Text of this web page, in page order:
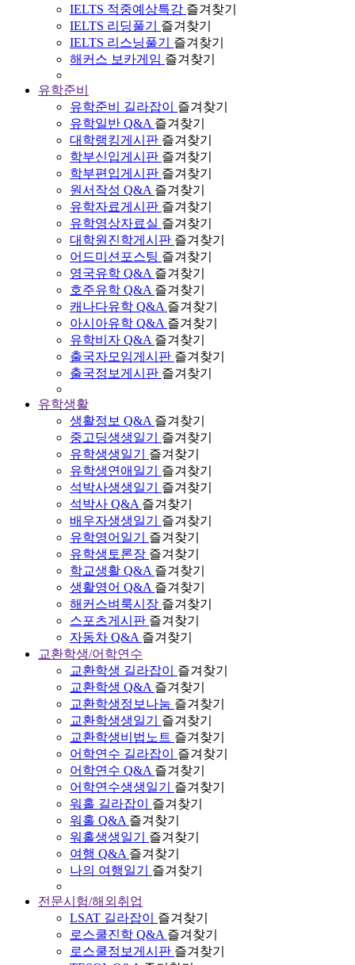
IELTS 적중예상특강 즐겨찾기
IELTS 리딩풀기
즐겨찾기
IELTS 리스닝풀기
즐겨찾기
해커스 보카게임 즐겨찾기
유학준비
유학준비 길라잡이
즐겨찾기
유학일반 Q&A 즐겨찾기
대학랭킹게시판 즐겨찾기
학부신입게시판 즐겨찾기
학부편입게시판 즐겨찾기
원서작성 Q&A 즐겨찾기
유학자료게시판 즐겨찾기
유학영상자료실 즐겨찾기
대학원진학게시판 즐겨찾기
어드미션포스팅 즐겨찾기
영국유학 Q&A 즐겨찾기
호주유학 Q&A 즐겨찾기
캐나다유학 Q&A 즐겨찾기
아시아유학 Q&A 즐겨찾기
유학비자 Q&A 즐겨찾기
출국자모임게시판 즐겨찾기
출국정보게시판 즐겨찾기
유학생활
생활정보 Q&A 즐겨찾기
중고딩생생일기
즐겨찾기
유학생생일기
즐겨찾기
유학생연애일기
즐겨찾기
석박사생생일기
즐겨찾기
석박사 Q&A 즐겨찾기
배우자생생일기
즐겨찾기
유학영어일기
즐겨찾기
유학생토론장 즐겨찾기
학교생활 Q&A 즐겨찾기
생활영어 Q&A 즐겨찾기
해커스벼룩시장 즐겨찾기
스포츠게시판 즐겨찾기
자동차 Q&A 즐겨찾기
교환학생/어학연수
교환학생 길라잡이
즐겨찾기
교환학생 Q&A 즐겨찾기
교환학생정보나눔 즐겨찾기
교환학생생일기
즐겨찾기
교환학생비법노트 즐겨찾기
어학연수 길라잡이
즐겨찾기
어학연수 Q&A 즐겨찾기
어학연수생생일기
즐겨찾기
워홀 길라잡이
즐겨찾기
워홀 Q&A 즐겨찾기
워홀생생일기
즐겨찾기
여행 Q&A 즐겨찾기
나의 여행일기
즐겨찾기
전문시험/해외취업
LSAT 길라잡이
즐겨찾기
로스쿨진학 Q&A 즐겨찾기
로스쿨정보게시판 즐겨찾기